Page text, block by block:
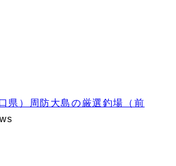
県）周防大島の厳選釣場（前